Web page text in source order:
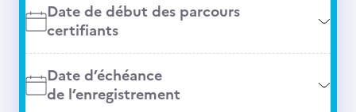
Date de début des parcours
certifiants
Date d’échéance
de l’enregistrement